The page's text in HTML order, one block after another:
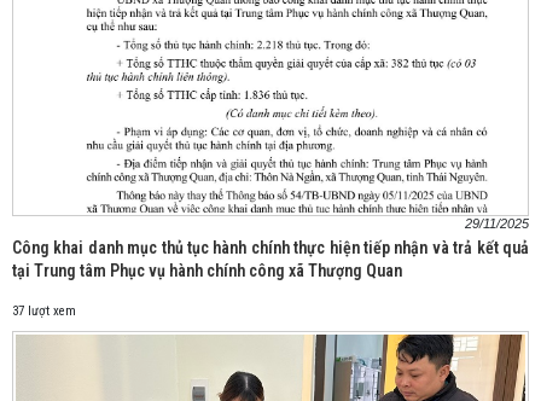
29/11/2025
Công khai danh mục thủ tục hành chính thực hiện tiếp nhận và trả kết quả
tại Trung tâm Phục vụ hành chính công xã Thượng Quan
37 lượt xem